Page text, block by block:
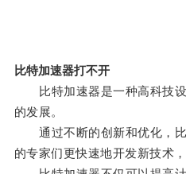
比特加速器打不开
比特加速器是一种高科技设
的发展。
通过不断的创新和优化，比
的专家们更快速地开发新技术